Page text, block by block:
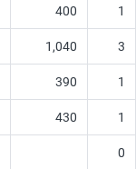
400 1
1,040 3
390 1
430 1
0